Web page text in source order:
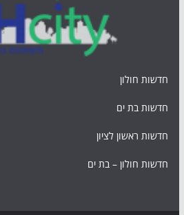
חדשות חולון
חדשות בת ים
חדשות ראשון לציון
חדשות חולון – בת ים